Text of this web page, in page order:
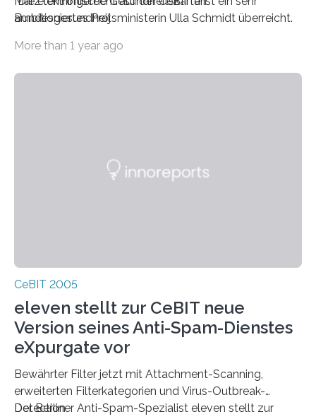
Bundesgesundheitsministerin Ulla Schmidt überreicht.
einer Fachpressekonferenz Struktur und Bedeutung der
ambitioniertes Proj
More than 1 year ago
CeBIT 2005
eleven stellt zur CeBIT neue
Version seines Anti-Spam-Dienstes
eXpurgate vor
Bewährter Filter jetzt mit Attachment-Scanning,
erweiterten Filterkategorien und Virus-Outbreak-
Detection
Der Berliner Anti-Spam-Spezialist eleven stellt zur